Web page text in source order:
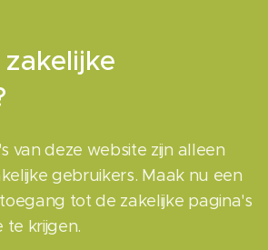
van deze website zijn alleen
gebruikers. Maak nu een
tot de zakelijke pagina's
te krijgen.